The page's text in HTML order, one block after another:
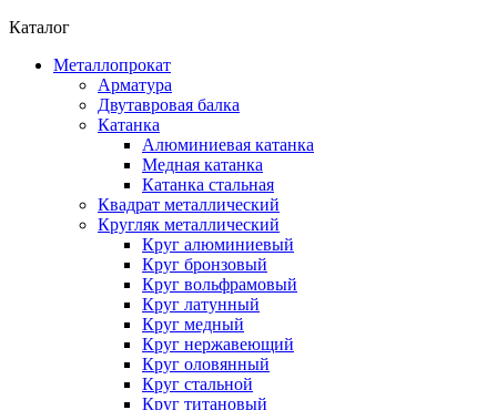
Каталог
Металлопрокат
Арматура
Двутавровая балка
Катанка
Алюминиевая катанка
Медная катанка
Катанка стальная
Квадрат металлический
Кругляк металлический
Круг алюминиевый
Круг бронзовый
Круг вольфрамовый
Круг латунный
Круг медный
Круг нержавеющий
Круг оловянный
Круг стальной
Круг титановый